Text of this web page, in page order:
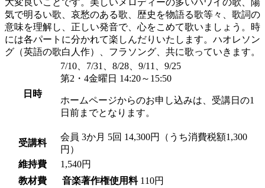
気で明るい歌、哀愁のある歌、歴史を物語る歌等々、歌詞の
意味を理解し、正しい発音で、心をこめて歌いましょう。時
には各パートに分かれて楽しんだりいたします。ハオレソン
グ（英語の歌白人作）、フラソング、共に歌っていきます。
日時
7/10、7/31、8/28、9/11、9/25
第2・4金曜日 14:20～15:50
ホームページからのお申し込みは、受講日の1
日前までとなります。
受講料
会員 3か月 5回 14,300円（うち消費税額1,300
円）
維持費
1,540円
教材費
音楽著作権使用料 110円